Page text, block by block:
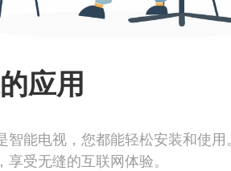
应用
能电视，您都能轻松安装和使用。
受无缝的互联网体验。